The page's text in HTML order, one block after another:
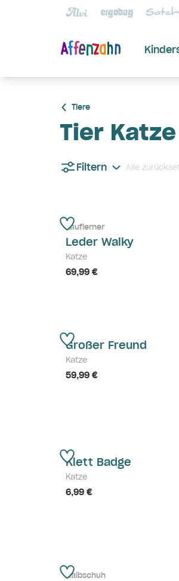
Tiere
Tier Katze
Filtern Alle
Lauflerner
Leder Walky
Katze
69,99 €
Großer Freund
Katze
59,99 €
Klett Badge
Katze
6,99 €
Halbschuh